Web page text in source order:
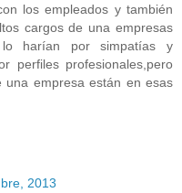
los empleados y también
cargos de una empresas
harían por simpatías y
perfiles profesionales,pero
una empresa están en esas
2013